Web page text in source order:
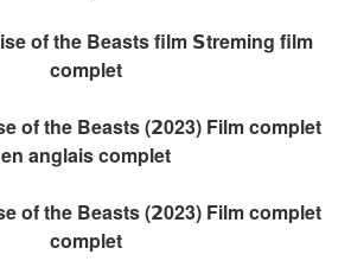
of the Beasts film 𝗦treming film
complet
of the Beasts (𝟮023) Film complet
en anglais complet
of the Beasts (𝟮023) Film complet
complet